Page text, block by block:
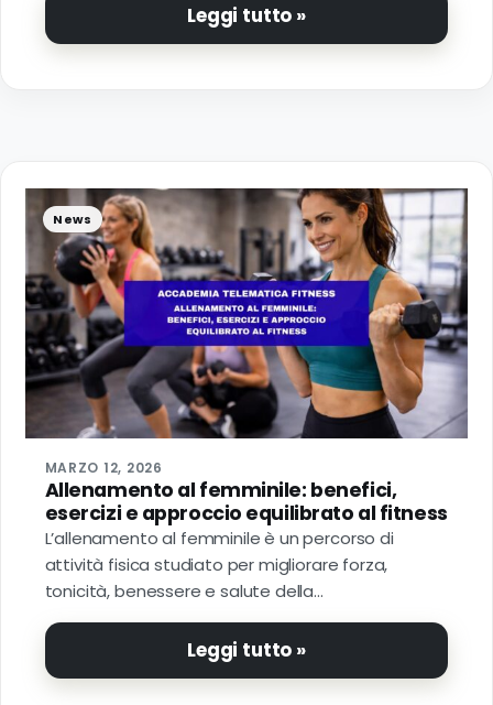
Leggi tutto »
News
MARZO 12, 2026
Allenamento al femminile: benefici,
esercizi e approccio equilibrato al fitness
L’allenamento al femminile è un percorso di
attività fisica studiato per migliorare forza,
tonicità, benessere e salute della…
Leggi tutto »